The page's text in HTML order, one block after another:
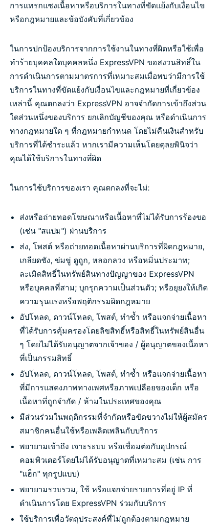
การแทรกแซงเนื้อหาหรือบริการในทางที่ขัดแย้งกับเงื่อนไข
หรือกฎหมายและข้อบังคับที่เกี่ยวข้อง
ในการปกป้องบริการจากการใช้งานในทางที่ผิดหรือใช้เพื่อ
ทำร้ายบุคคลใดบุคคลหนึ่ง ExpressVPN ขอสงวนสิทธิ์ใน
การดำเนินการตามมาตรการที่เหมาะสมเมื่อพบว่ามีการใช้
บริการในทางที่ขัดแย้งกับเงื่อนไขและกฎหมายที่เกี่ยวข้อง
เหล่านี้ คุณตกลงว่า ExpressVPN อาจจำกัดการเข้าถึงส่วน
ใดส่วนหนึ่งของบริการ ยกเลิกบัญชีของคุณ หรือดำเนินการ
ทางกฎหมายใด ๆ ที่กฎหมายกำหนด โดยไม่คืนเงินสำหรับ
บริการที่ได้ชำระแล้ว หากเรามีความเห็นโดยดุลยพินิจว่า
คุณได้ใช้บริการในทางที่ผิด
ในการใช้บริการของเรา คุณตกลงที่จะไม่:
ส่งหรือถ่ายทอดโฆษณาหรือเนื้อหาที่ไม่ได้รับการร้องขอ
(เช่น "สแปม") ผ่านบริการ
ส่ง, โพสต์ หรือถ่ายทอดเนื้อหาผ่านบริการที่ผิดกฎหมาย,
เกลียดชัง, ข่มขู่ ดูถูก, หลอกลวง หรือหมิ่นประมาท;
ละเมิดสิทธิ์ในทรัพย์สินทางปัญญาของ ExpressVPN
หรือบุคคลที่สาม; บุกรุกความเป็นส่วนตัว; หรือยุยงให้เกิด
ความรุนแรงหรือพฤติกรรมผิดกฎหมาย
อัปโหลด, ดาวน์โหลด, โพสต์, ทำซ้ำ หรือแจกจ่ายเนื้อหา
ที่ได้รับการคุ้มครองโดยลิขสิทธิ์หรือสิทธิ์ในทรัพย์สินอื่น
ๆ โดยไม่ได้รับอนุญาตจากเจ้าของ / ผู้อนุญาตของเนื้อหา
ที่เป็นกรรมสิทธิ์
อัปโหลด, ดาวน์โหลด, โพสต์, ทำซ้ำ หรือแจกจ่ายเนื้อหา
ที่มีการแสดงภาพทางเพศหรือภาพเปลือยของเด็ก หรือ
เนื้อหาที่ถูกจำกัด / ห้ามในประเทศของคุณ
มีส่วนร่วมในพฤติกรรมที่จำกัดหรือขัดขวางไม่ให้ผู้สมัคร
สมาชิกคนอื่นใช้หรือเพลิดเพลินกับบริการ
พยายามเข้าถึง เจาะระบบ หรือเชื่อมต่อกับอุปกรณ์
คอมพิวเตอร์โดยไม่ได้รับอนุญาตที่เหมาะสม (เช่น การ
"แฮ็ก" ทุกรูปแบบ)
พยายามรวบรวม, ใช้ หรือแจกจ่ายรายการที่อยู่ IP ที่
ดำเนินการโดย ExpressVPN ร่วมกับบริการ
ใช้บริการเพื่อวัตถุประสงค์ที่ไม่ถูกต้องตามกฎหมาย